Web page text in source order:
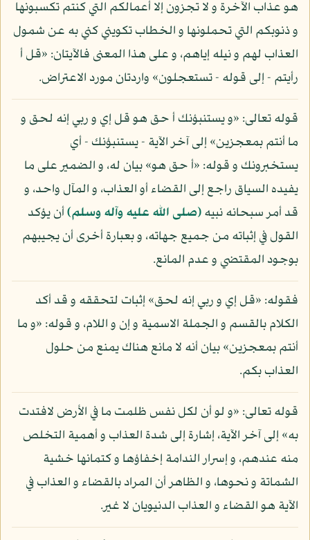
هو عذاب الآخرة و لا تجزون إلا أعمالكم التي كنتم تكسبونها
و ذنوبكم التي تحملونها و الخطاب تكويني كني به عن شمول
العذاب لهم و نيله إياهم، و على هذا المعنى فالآيتان: «قل أ
رأيتم - إلى قوله - تستعجلون» واردتان مورد الاعتراض.
قوله تعالى: «و يستنبؤنك أ حق هو قل إي و ربي إنه لحق و
ما أنتم بمعجزين» إلى آخر الآية - يستنبؤنك - أي
يستخبرونك و قوله: «أ حق هو» بيان له، و الضمير على ما
يفيده السياق راجع إلى القضاء أو العذاب، و المآل واحد، و
قد أمر سبحانه نبيه(صلى الله عليه وآله وسلم)أن يؤكد
القول في إثباته من جميع جهاته، و بعبارة أخرى أن يجيبهم
بوجود المقتضي و عدم المانع.
فقوله: «قل إي و ربي إنه لحق» إثبات لتحققه و قد أكد
الكلام بالقسم و الجملة الاسمية و إن و اللام، و قوله: «و ما
أنتم بمعجزين» بيان أنه لا مانع هناك يمنع من حلول
العذاب بكم.
قوله تعالى: «و لو أن لكل نفس ظلمت ما في الأرض لافتدت
به» إلى آخر الآية، إشارة إلى شدة العذاب و أهمية التخلص
منه عندهم، و إسرار الندامة إخفاؤها و كتمانها خشية
الشماتة و نحوها، و الظاهر أن المراد بالقضاء و العذاب في
الآية هو القضاء و العذاب الدنيويان لا غير.